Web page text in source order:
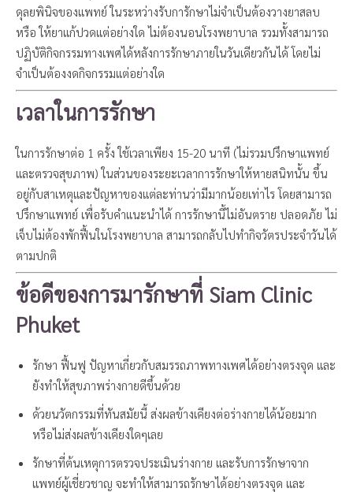
ดุลยพินิจของแพทย์ ในระหว่างรับการักษาไม่จำเป็นต้องวางยาสลบ
หรือ ให้ยาแก้ปวดแต่อย่างใด ไม่ต้องนอนโรงพยาบาล รวมทั้งสามารถ
ปฏิบัติกิจกรรมทางเพศได้หลังการรักษาภายในวันเดียวกันได้ โดยไม่
จำเป็นต้องงดกิจกรรมแต่อย่างใด
เวลาในการรักษา
ในการรักษาต่อ 1 ครั้ง ใช้เวลาเพียง 15-20 นาที (ไม่รวมปรึกษาแพทย์
และตรวจสุขภาพ) ในส่วนของระยะเวลาการรักษาให้หายสนิทนั้น ขึ้น
อยู่กับสาเหตุและปัญหาของแต่ละท่านว่ามีมากน้อยเท่าไร โดยสามารถ
ปรึกษาแพทย์ เพื่อรับคำแนะนำได้ การรักษานี้ไม่อันตราย ปลอดภัย ไม่
เจ็บไม่ต้องพักฟื้นในโรงพยาบาล สามารถกลับไปทำกิจวัตรประจำวันได้
ตามปกติ
ข้อดีของการมารักษาที่ Siam Clinic
Phuket
รักษา ฟื้นฟู ปัญหาเกี่ยวกับสมรรถภาพทางเพศได้อย่างตรงจุด และ
ยังทำให้สุขภาพร่างกายดีขึ้นด้วย
ด้วยนวัตกรรมที่ทันสมัยนี้ ส่งผลข้างเคียงต่อร่างกายได้น้อยมาก
หรือไม่ส่งผลข้างเคียงใดๆเลย
รักษาที่ต้นเหตุการตรวจประเมินร่างกาย และรับการรักษาจาก
แพทย์ผู้เชี่ยวชาญ จะทำให้สามารถรักษาได้อย่างตรงจุด และ